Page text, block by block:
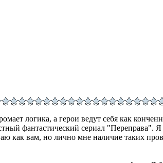
логика, а герои ведут себя как
фантастический сериал "Переправа".
вам, но лично мне наличие таких